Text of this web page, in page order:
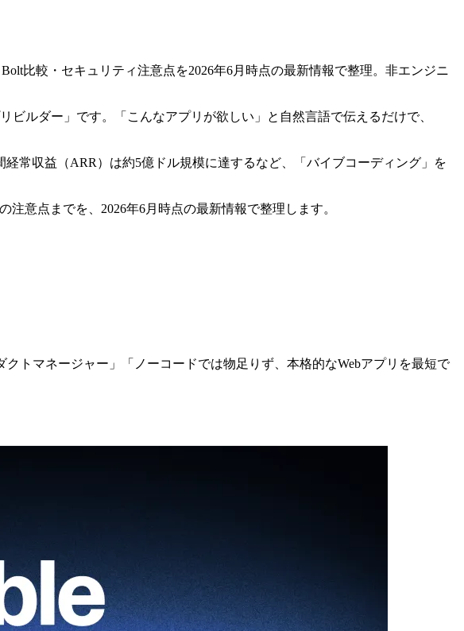
比較・セキュリティ注意点を2026年6月時点の最新情報で整理。非エンジニ
ルダー」です。「こんなアプリが欲しい」と自然言語で伝えるだけで、
常収益（ARR）は約5億ドル規模に達するなど、「バイブコーディング」を
意点までを、2026年6月時点の最新情報で整理します。
トマネージャー」「ノーコードでは物足りず、本格的なWebアプリを最短で